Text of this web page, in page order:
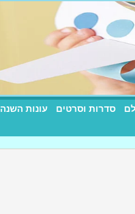
סדרות וסרטים
עונות השנה